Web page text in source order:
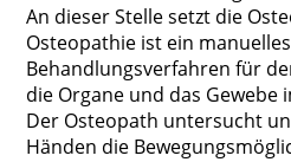
An dieser Stelle setzt die
Osteopathie ist ein
Behandlungsverfahren für
die Organe und das Gewebe
Der Osteopath untersucht
Händen die